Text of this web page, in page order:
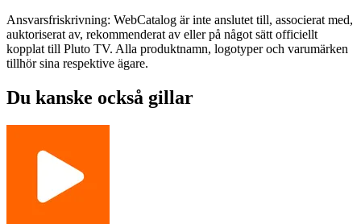
Ansvarsfriskrivning: WebCatalog är inte anslutet till, associerat med,
auktoriserat av, rekommenderat av eller på något sätt officiellt
kopplat till Pluto TV. Alla produktnamn, logotyper och varumärken
tillhör sina respektive ägare.
Du kanske också gillar